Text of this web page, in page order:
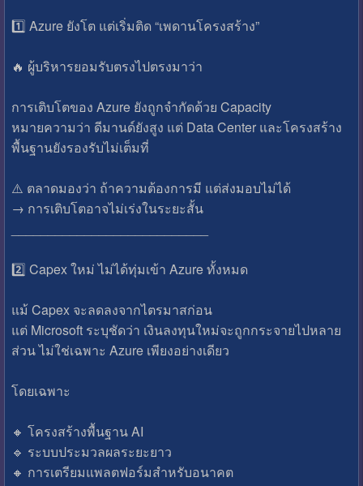
1️⃣ Azure ยังโต แต่เริ่มติด “เพดานโครงสร้าง”
🔥 ผู้บริหารยอมรับตรงไปตรงมาว่า
การเติบโตของ Azure ยังถูกจำกัดด้วย Capacity
หมายความว่า ดีมานด์ยังสูง แต่ Data Center และโครงสร้าง
พื้นฐานยังรองรับไม่เต็มที่
⚠️ ตลาดมองว่า ถ้าความต้องการมี แต่ส่งมอบไม่ได้
→ การเติบโตอาจไม่เร่งในระยะสั้น
2️⃣ Capex ใหม่ ไม่ได้ทุ่มเข้า Azure ทั้งหมด
แม้ Capex จะลดลงจากไตรมาสก่อน
แต่ Microsoft ระบุชัดว่า เงินลงทุนใหม่จะถูกกระจายไปหลาย
ส่วน ไม่ใช่เฉพาะ Azure เพียงอย่างเดียว
โดยเฉพาะ
🔸 ️โครงสร้างพื้นฐาน AI
🔹 ️ระบบประมวลผลระยะยาว
🔸️ การเตรียมแพลตฟอร์มสำหรับอนาคต